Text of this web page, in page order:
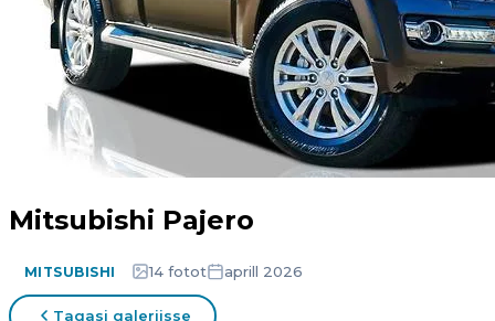
Mitsubishi Pajero
MITSUBISHI 14 fotot aprill 2026
Tagasi galeriisse